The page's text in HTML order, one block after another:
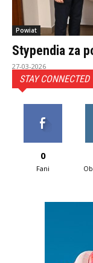
Powiat
Stypendia za
27-03-2026
STAY CONNECTED
0
Fani